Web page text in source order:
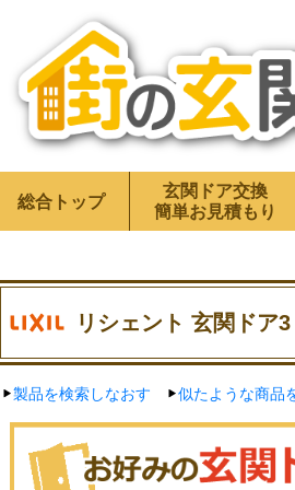
総合トップ
玄関ドア交換
簡単お見積もり
リシェント 玄関ドア
製品を検索しなおす 似たような商品